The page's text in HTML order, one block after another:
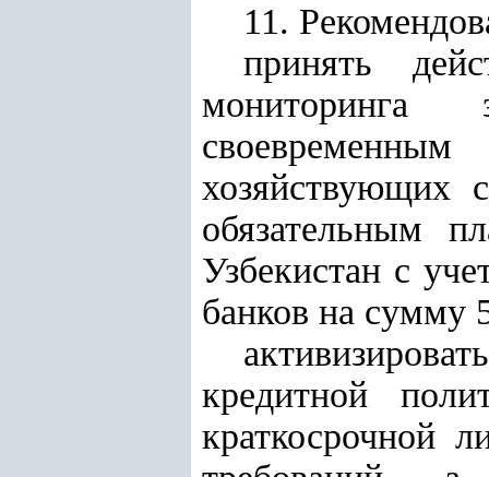
11.
принять
мониторинга
хозяйствующих
обязательным
Узбекистан с
банков на
кредитной
краткосрочной